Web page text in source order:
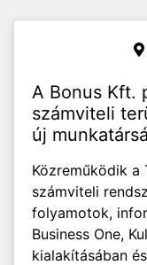
A Bonus Kft.
számviteli
új
Közreműködik a
számviteli
folyamotok,
Business One,
kialakításában